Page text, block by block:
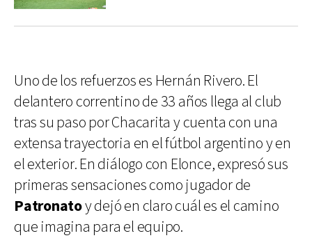
Uno de los refuerzos es Hernán Rivero. El
delantero correntino de 33 años llega al club
tras su paso por Chacarita y cuenta con una
extensa trayectoria en el fútbol argentino y en
el exterior. En diálogo con Elonce, expresó sus
primeras sensaciones como jugador de
Patronatoy dejó en claro cuál es el camino
que imagina para el equipo.